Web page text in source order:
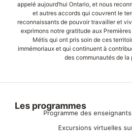
appelé aujourd’hui Ontario, et nous
et autres accords qui couvrent le
reconnaissants de pouvoir travailler et
exprimons notre gratitude aux
Métis qui ont pris soin de ces
immémoriaux et qui continuent à
des communautés de la
Les programmes
Programme des
Excursions virtuelles